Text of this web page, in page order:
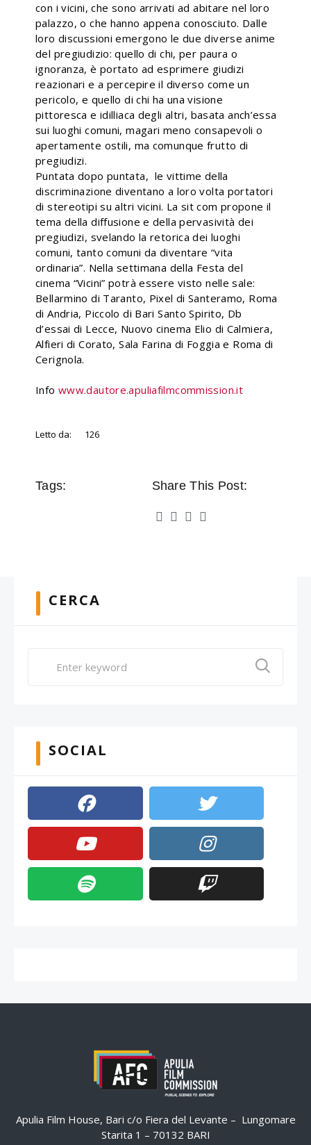
con i vicini, che sono arrivati ad abitare nel loro
palazzo, o che hanno appena conosciuto. Dalle
loro discussioni emergono le due diverse anime
del pregiudizio: quello di chi, per paura o
ignoranza, è portato ad esprimere giudizi
reazionari e a percepire il diverso come un
pericolo, e quello di chi ha una visione
pittoresca e idilliaca degli altri, basata anch’essa
sui luoghi comuni, magari meno consapevoli o
apertamente ostili, ma comunque frutto di
pregiudizi.
Puntata dopo puntata, le vittime della
discriminazione diventano a loro volta portatori
di stereotipi su altri vicini. La sit com propone il
tema della diffusione e della pervasività dei
pregiudizi, svelando la retorica dei luoghi
comuni, tanto comuni da diventare “vita
ordinaria”. Nella settimana della Festa del
cinema “Vicini” potrà essere visto nelle sale:
Bellarmino di Taranto, Pixel di Santeramo, Roma
di Andria, Piccolo di Bari Santo Spirito, Db
d’essai di Lecce, Nuovo cinema Elio di Calmiera,
Alfieri di Corato, Sala Farina di Foggia e Roma di
Cerignola.
Info www.dautore.apuliafilmcommission.it
Letto da: 126
Tags: Share This Post:
CERCA
SOCIAL
Apulia Film House, Bari c/o Fiera del Levante – Lungomare
Starita 1 – 70132 BARI